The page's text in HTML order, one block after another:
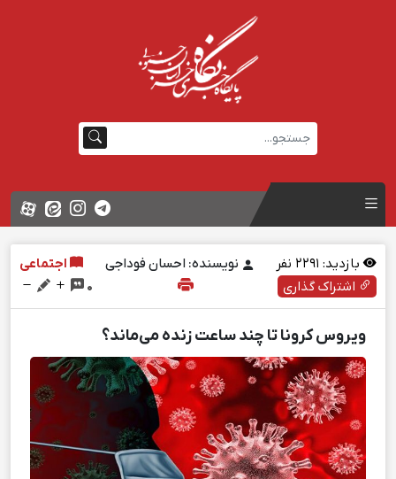
بازدید: نفر نویسنده: احسان فوداجی
اجتماعی
اشتراک گذاری
0
ویروس کرونا تا چند ساعت زنده می‌ماند؟